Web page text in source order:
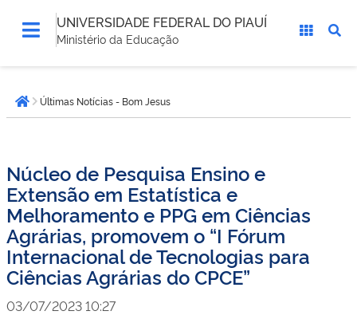
UNIVERSIDADE FEDERAL DO PIAUÍ
Ministério da Educação
está
aqui:Página inicial
Últimas Notícias - Bom Jesus
Núcleo de Pesquisa Ensino e
Extensão em Estatística e
Melhoramento e PPG em Ciências
Agrárias, promovem o “I Fórum
Internacional de Tecnologias para
Ciências Agrárias do CPCE”
03/07/2023 10:27